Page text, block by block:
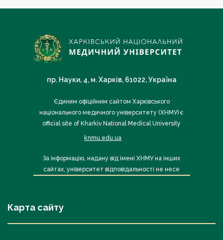
пр. Науки, 4, м. Харків, 61022, Україна
Єдиним офіційним сайтом Харківського
національного медичного університету (ХНМУ) є
official site of Kharkiv National Medical University
knmu.edu.ua
За інформацію, надану від імені ХНМУ на інших
сайтах, університет відповідальності не несе
Карта сайту